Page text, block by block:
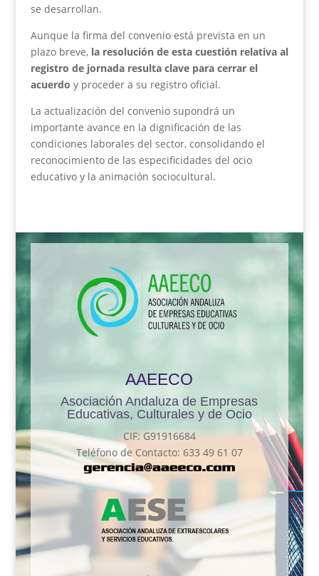
se desarrollan.
Aunque la firma del convenio está prevista en un
plazo breve, la resolución de esta cuestión relativa al
registro de jornada resulta clave para cerrar el
acuerdo y proceder a su registro oficial.
La actualización del convenio supondrá un
importante avance en la dignificación de las
condiciones laborales del sector, consolidando el
reconocimiento de las especificidades del ocio
educativo y la animación sociocultural.
AAEECO
Asociación Andaluza de Empresas
Educativas, Culturales y de Ocio
CIF: G91916684
Teléfono de Contacto: 633 49 61 07